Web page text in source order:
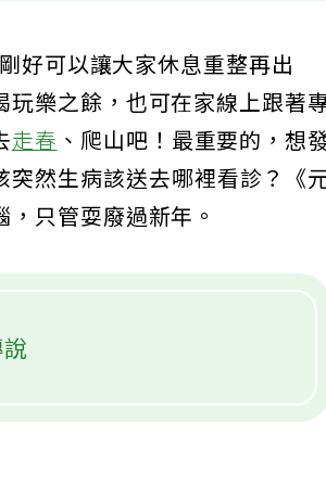
好可以讓大家休息重整再出
樂之餘，也可在家線上跟著
走春 、爬山吧！最重要的，想
突然生病該送去哪裡看診？《
只管耍廢過新年。